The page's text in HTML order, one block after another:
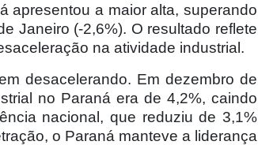
apresentou a maior alta, superando
Janeiro (-2,6%). O resultado reflete
na atividade industrial.
desacelerando. Em dezembro de
no Paraná era de 4,2%, caindo
nacional, que reduziu de 3,1%
o Paraná manteve a liderança